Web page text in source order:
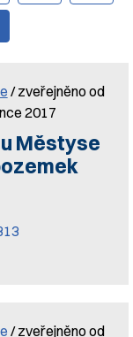
/ zveřejněno od
2017
Městyse
/ zveřejněno od